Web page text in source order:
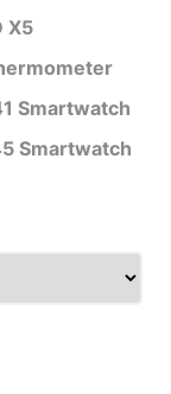
X5
Smartwatch
Smartwatch